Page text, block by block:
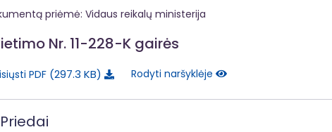
priėmė: Vidaus reikalų ministerija
Nr. 11-228-K gairės
PDF 297.3 KB Rodyti naršyklėje
Priedai